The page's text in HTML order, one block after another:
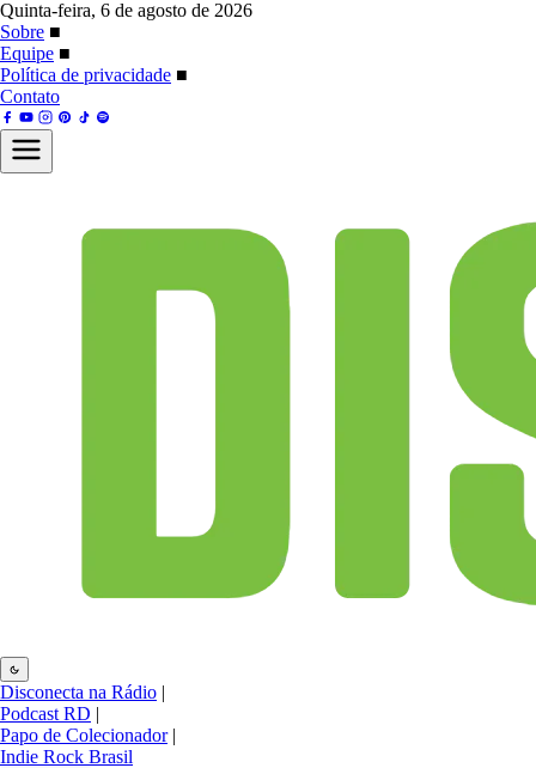
Quinta-feira, 6 de agosto de 2026
Sobre ■
Equipe ■
Política de privacidade ■
Contato
Disconecta na Rádio |
Podcast RD |
Papo de Colecionador |
Indie Rock Brasil